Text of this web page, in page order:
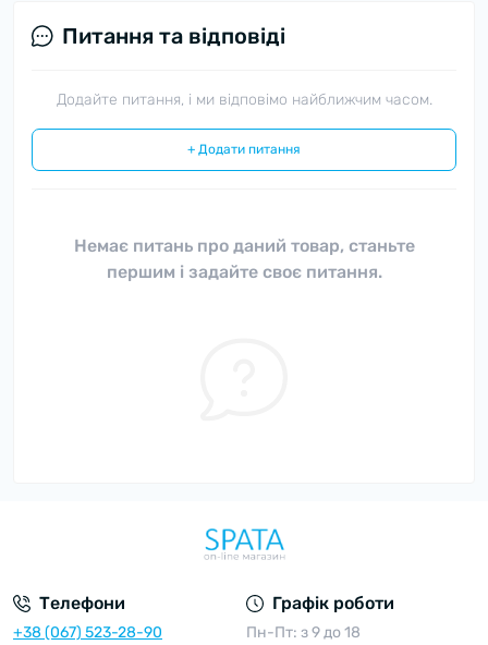
Питання та відповіді
Додайте питання, і ми відповімо найближчим часом.
+ Додати питання
Немає питань про даний товар, станьте
першим і задайте своє питання.
Телефони
+38 (067) 523-28-90
Графік роботи
Пн-Пт: з 9 до 18